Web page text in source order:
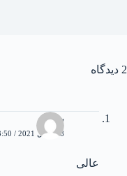
2 دیدگاه
بهاره
28 آوریل 2021 / 3:50 ب.ظ
عالی